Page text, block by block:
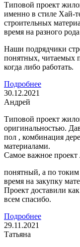
Типовой проект
именно в стиле Хай-
строительных
время на разного
Наши подрядчики
понятных, читаемых
когда либо работать.
Подробнее
30.12.2021
Андрей
Типовой проект
оригинальностью.
пол , комбинация
материалами.
Самое важное проект
понятный, а по токим
время на закупку
Проект доставили
всем спасибо.
Подробнее
29.11.2021
Татьяна